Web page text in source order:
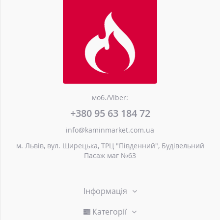
моб./Viber:
+380 95 63 184 72
info@kaminmarket.com.ua
м. Львів, вул. Щирецька, ТРЦ "Південний", Будівельний
Пасаж маг №63
Інформація
Категорії